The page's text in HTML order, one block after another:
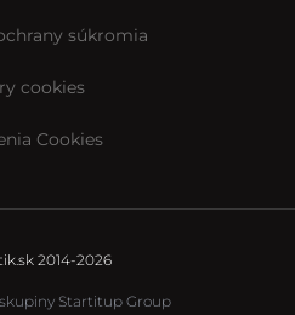
súkromia
cookies
Cookies
2014-2026
Startitup Group